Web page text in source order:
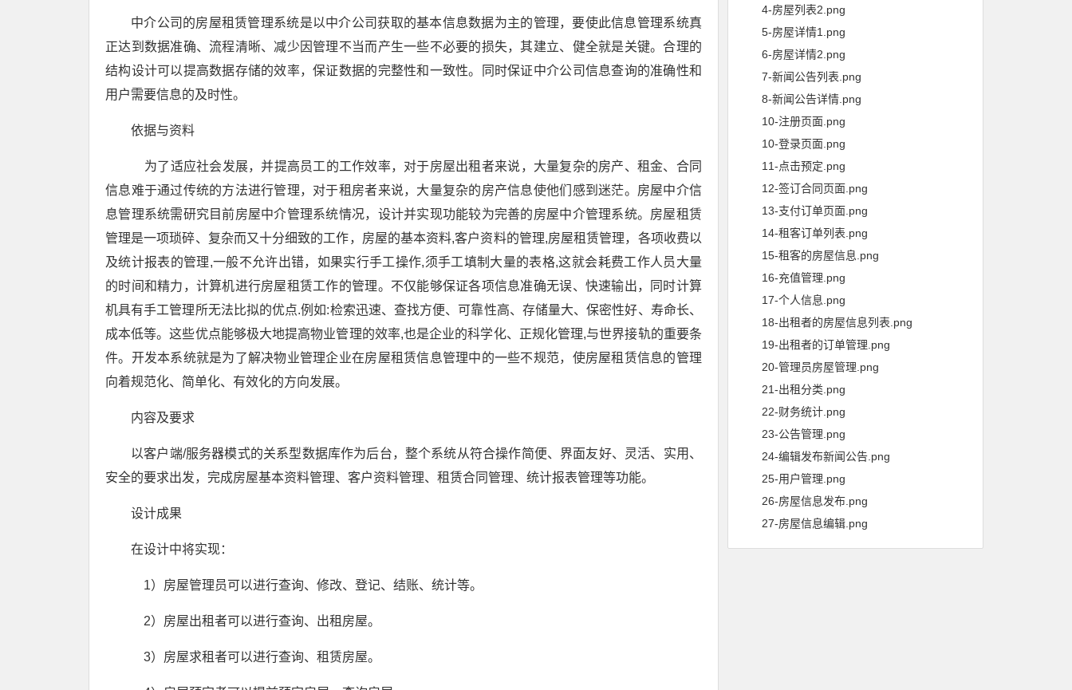
中介公司的房屋租赁管理系统是以中介公司获取的基本信息数据为主的管理，要使此信息管理系统真
正达到数据准确、流程清晰、减少因管理不当而产生一些不必要的损失，其建立、健全就是关键。合理的
结构设计可以提高数据存储的效率，保证数据的完整性和一致性。同时保证中介公司信息查询的准确性和
用户需要信息的及时性。
依据与资料
为了适应社会发展，并提高员工的工作效率，对于房屋出租者来说，大量复杂的房产、租金、合同
信息难于通过传统的方法进行管理，对于租房者来说，大量复杂的房产信息使他们感到迷茫。房屋中介信
息管理系统需研究目前房屋中介管理系统情况，设计并实现功能较为完善的房屋中介管理系统。房屋租赁
管理是一项琐碎、复杂而又十分细致的工作，房屋的基本资料,客户资料的管理,房屋租赁管理，各项收费以
及统计报表的管理,一般不允许出错，如果实行手工操作,须手工填制大量的表格,这就会耗费工作人员大量
的时间和精力，计算机进行房屋租赁工作的管理。不仅能够保证各项信息准确无误、快速输出，同时计算
机具有手工管理所无法比拟的优点.例如:检索迅速、查找方便、可靠性高、存储量大、保密性好、寿命长、
成本低等。这些优点能够极大地提高物业管理的效率,也是企业的科学化、正规化管理,与世界接轨的重要条
件。开发本系统就是为了解决物业管理企业在房屋租赁信息管理中的一些不规范，使房屋租赁信息的管理
向着规范化、简单化、有效化的方向发展。
内容及要求
以客户端/服务器模式的关系型数据库作为后台，整个系统从符合操作简便、界面友好、灵活、实用、
安全的要求出发，完成房屋基本资料管理、客户资料管理、租赁合同管理、统计报表管理等功能。
设计成果
在设计中将实现：
1）房屋管理员可以进行查询、修改、登记、结账、统计等。
2）房屋出租者可以进行查询、出租房屋。
3）房屋求租者可以进行查询、租赁房屋。
4-房屋列表2.png
5-房屋详情1.png
6-房屋详情2.png
7-新闻公告列表.png
8-新闻公告详情.png
10-注册页面.png
10-登录页面.png
11-点击预定.png
12-签订合同页面.png
13-支付订单页面.png
14-租客订单列表.png
15-租客的房屋信息.png
16-充值管理.png
17-个人信息.png
18-出租者的房屋信息列表.png
19-出租者的订单管理.png
20-管理员房屋管理.png
21-出租分类.png
22-财务统计.png
23-公告管理.png
24-编辑发布新闻公告.png
25-用户管理.png
26-房屋信息发布.png
27-房屋信息编辑.png